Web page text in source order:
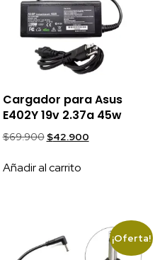
Cargador para Asus
E402Y 19v 2.37a 45w
$69.900 $42.900
Añadir al carrito
¡Oferta!